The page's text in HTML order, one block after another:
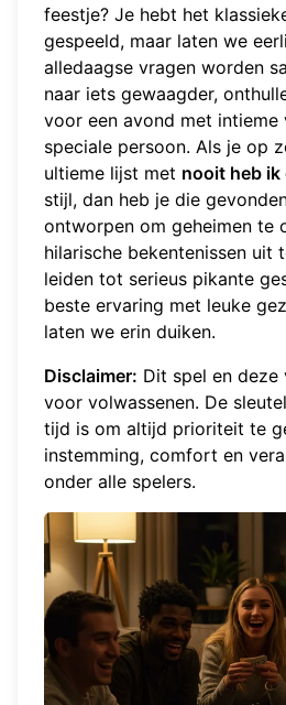
feestje? Je hebt het
gespeeld, maar laten we
alledaagse vragen worden
naar iets gewaagder,
voor een avond met intieme
speciale persoon. Als je op
ultieme lijst met nooit heb ik
stijl, dan heb je die
ontworpen om geheimen te
hilarische bekentenissen uit
leiden tot serieus pikante
beste ervaring met leuke
laten we erin duiken.
Disclaimer: Dit spel en deze
voor volwassenen. De
tijd is om altijd prioriteit te
instemming, comfort en
onder alle spelers.